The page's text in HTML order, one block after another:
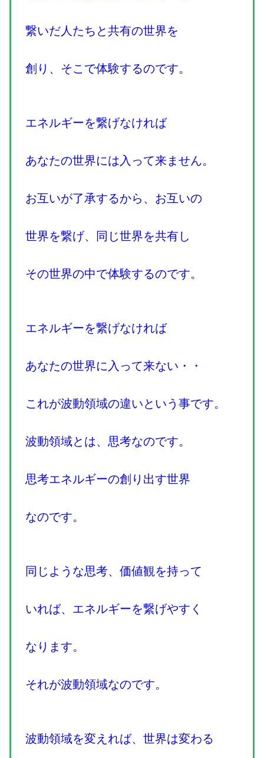
繋いだ人たちと共有の世界を
創り、そこで体験するのです。
エネルギーを繋げなければ
あなたの世界には入って来ません。
お互いが了承するから、お互いの
世界を繋げ、同じ世界を共有し
その世界の中で体験するのです。
エネルギーを繋げなければ
あなたの世界に入って来ない・・
これが波動領域の違いという事です。
波動領域とは、思考なのです。
思考エネルギーの創り出す世界
なのです。
同じような思考、価値観を持って
いれば、エネルギーを繋げやすく
なります。
それが波動領域なのです。
波動領域を変えれば、世界は変わる